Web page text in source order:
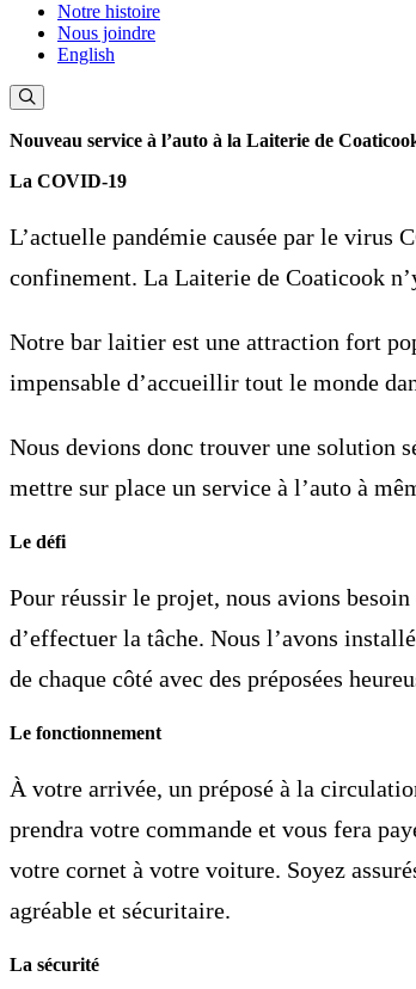
Notre histoire
Nous joindre
English
Crème glacée régulière
Crème glacée La gourmande
Crème glacée pour bar laitier
Nouveau service à l’auto à la Laiterie de
La COVID-19
L’actuelle pandémie causée par le virus
confinement. La Laiterie de Coaticook
Notre bar laitier est une attraction fort
impensable d’accueillir tout le monde
Nous devions donc trouver une solution
mettre sur place un service à l’auto à
Le défi
Pour réussir le projet, nous avions besoin
d’effectuer la tâche. Nous l’avons
de chaque côté avec des préposées
Le fonctionnement
À votre arrivée, un préposé à la
prendra votre commande et vous fera
votre cornet à votre voiture. Soyez
agréable et sécuritaire.
La sécurité